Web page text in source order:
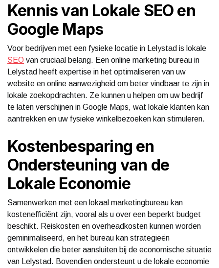
Kennis van Lokale SEO en
Google Maps
Voor bedrijven met een fysieke locatie in Lelystad is lokale
SEO van cruciaal belang. Een online marketing bureau in
Lelystad heeft expertise in het optimaliseren van uw
website en online aanwezigheid om beter vindbaar te zijn in
lokale zoekopdrachten. Ze kunnen u helpen om uw bedrijf
te laten verschijnen in Google Maps, wat lokale klanten kan
aantrekken en uw fysieke winkelbezoeken kan stimuleren.
Kostenbesparing en
Ondersteuning van de
Lokale Economie
Samenwerken met een lokaal marketingbureau kan
kostenefficiënt zijn, vooral als u over een beperkt budget
beschikt. Reiskosten en overheadkosten kunnen worden
geminimaliseerd, en het bureau kan strategieën
ontwikkelen die beter aansluiten bij de economische situatie
van Lelystad. Bovendien ondersteunt u de lokale economie